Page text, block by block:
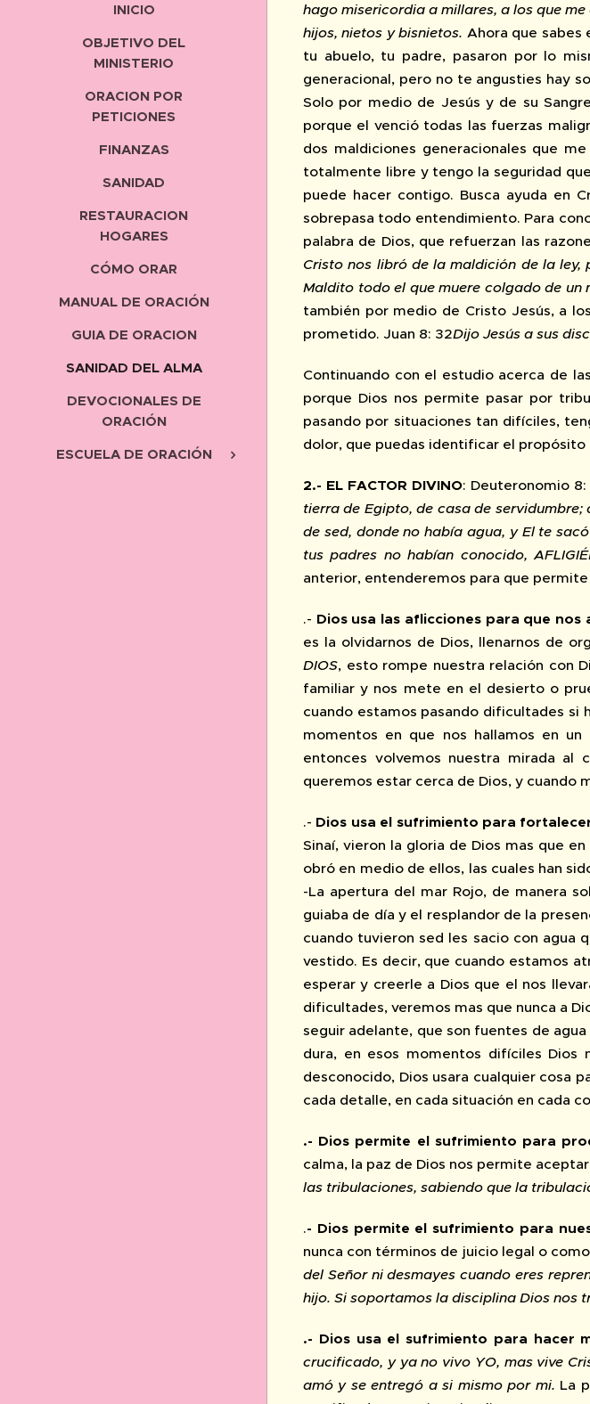
INICIO
OBJETIVO DEL
MINISTERIO
ORACION POR
PETICIONES
FINANZAS
SANIDAD
RESTAURACION
HOGARES
CÓMO ORAR
MANUAL DE ORACIÓN
GUIA DE ORACION
SANIDAD DEL ALMA
DEVOCIONALES DE
ORACIÓN
ESCUELA DE ORACIÓN
hago misericordia a millares, a los que
hijos, nietos y bisnietos. Ahora que sabes
tu abuelo, tu padre, pasaron por lo
generacional, pero no te angusties hay
Solo por medio de Jesús y de su
porque el venció todas las fuerzas
dos maldiciones generacionales que
totalmente libre y tengo la seguridad
puede hacer contigo. Busca ayuda en
sobrepasa todo entendimiento. Para
palabra de Dios, que refuerzan las
Cristo nos libró de la maldición de la
Maldito todo el que muere colgado de un
también por medio de Cristo Jesús, a
prometido. Juan 8: 32Dijo Jesús a sus
Continuando con el estudio acerca de
porque Dios nos permite pasar por
pasando por situaciones tan difíciles,
dolor, que puedas identificar el
2.- EL FACTOR DIVINO: Deuteronomio 8:
tierra de Egipto, de casa de
de sed, donde no había agua, y El te
tus padres no habían conocido,
anterior, entenderemos para que
.- Dios usa las aflicciones para que nos
es la olvidarnos de Dios, llenarnos de
DIOS, esto rompe nuestra relación con
familiar y nos mete en el desierto o
cuando estamos pasando dificultades si
momentos en que nos hallamos en
entonces volvemos nuestra mirada al
queremos estar cerca de Dios, y cuando
.- Dios usa el sufrimiento para
Sinaí, vieron la gloria de Dios mas que
obró en medio de ellos, las cuales han
-La apertura del mar Rojo, de manera
guiaba de día y el resplandor de la
cuando tuvieron sed les sacio con agua
vestido. Es decir, que cuando estamos
esperar y creerle a Dios que el nos
dificultades, veremos mas que nunca a
seguir adelante, que son fuentes de
dura, en esos momentos difíciles Dios
desconocido, Dios usara cualquier cosa
cada detalle, en cada situación en cada
.- Dios permite el sufrimiento para
calma, la paz de Dios nos permite
las tribulaciones, sabiendo que la
.- Dios permite el sufrimiento para
nunca con términos de juicio legal o
del Señor ni desmayes cuando eres
hijo. Si soportamos la disciplina Dios nos
.- Dios usa el sufrimiento para hacer
crucificado, y ya no vivo YO, mas vive
amó y se entregó a si mismo por mi. La